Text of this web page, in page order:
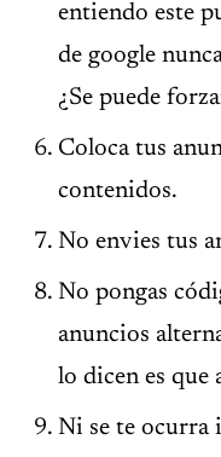
entiendo este
de google
¿Se puede
Coloca tus
contenidos.
No envies tus
No pongas
anuncios
lo dicen es que
Ni se te ocurra